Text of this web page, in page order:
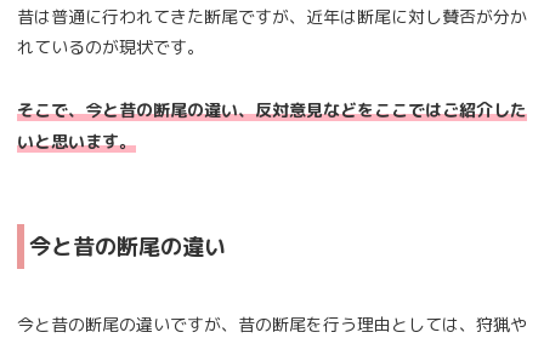
昔は普通に行われてきた断尾ですが、近年は断尾に対し賛否が分か
れているのが現状です。
そこで、今と昔の断尾の違い、反対意見などをここではご紹介した
いと思います。
今と昔の断尾の違い
今と昔の断尾の違いですが、昔の断尾を行う理由としては、狩猟や